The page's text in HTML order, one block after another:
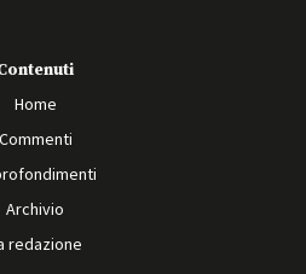
Home
Commenti
Archivio
redazione